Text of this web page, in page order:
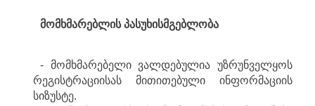
მომხმარებლისპასუხისმგებლობა
- მომხმარებელი ვალდებულია უზრუნველყოს
რეგისტრაციისას მითითებული ინფორმაციის
სიზუსტე.